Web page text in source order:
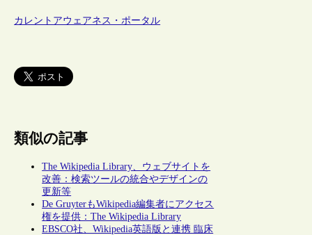
カレントアウェアネス・ポータル
類似の記事
The Wikipedia Library、ウェブサイトを
改善：検索ツールの統合やデザインの
更新等
De GruyterもWikipedia編集者にアクセス
権を提供：The Wikipedia Library
EBSCO社、Wikipedia英語版と連携 臨床